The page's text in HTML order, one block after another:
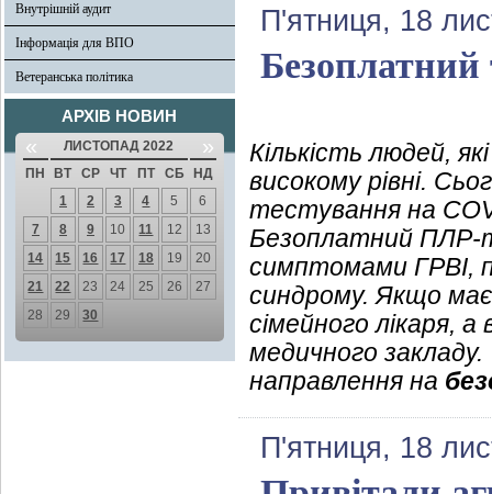
Внутрішній аудит
Інформація для ВПО
Ветеранська політика
АРХІВ НОВИН
« ЛИСТОПАД 2022 »
ПН ВТ СР ЧТ ПТ СБ
НД
1
2 3 4 5
6
7
8 9 10 11 12
13
14
15 16 17 18 19
20
21
22 23 24 25 26
27
28
29 30
П'ятниця, 18
Безоплатний
Кількість людей,
високому рівні.
тестування на
Безоплатний ПЛР-
симптомами ГРВІ,
синдрому. Якщо
сімейного лікаря,
медичного
направлення на
П'ятниця, 18